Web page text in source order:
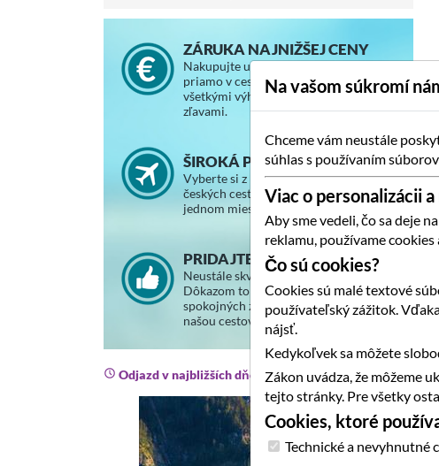
ZÁRUKA NAJNIŽŠEJ CENY
Nakupujte u nás za rovnaké ceny, ako
priamo v cestovnej kancelárii, so
všetkými výhodami a vernostnými
zľavami.
ŠIROKÁ PONUKA ZÁJAZDOV
Vyberte si z ponuky slovenských a
českých cestovných kancelárií na
jednom mieste.
PRIDAJTE SA K SPOKOJNÝM
Neustále skvalitňujeme svoje služby.
Dôkazom toho je stále väčší počet
spokojných zákazníkov, ktorí cestujú s
našou cestovnou agentúrou.
Odjazd v najbližších dňoch
Na vašom súkromí
Chceme vám neustále
súhlas s používaním
Viac o personalizácii
Aby sme vedeli, čo sa deje
reklamu, používame cookies
Čo sú cookies?
Cookies sú malé textové
používateľský zážitok.
nájsť.
Kedykoľvek sa môžete
Zákon uvádza, že môžeme
tejto stránky. Pre všetky
Cookies, ktoré
Technické a nevyhnutné